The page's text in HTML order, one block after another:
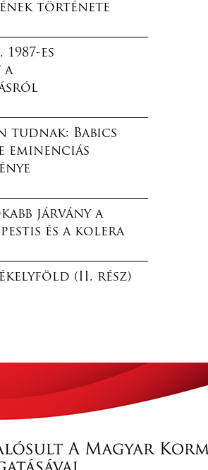
története
es
a
tudnak: Babics
eminenciás
járvány a
és a kolera
(II. rész)